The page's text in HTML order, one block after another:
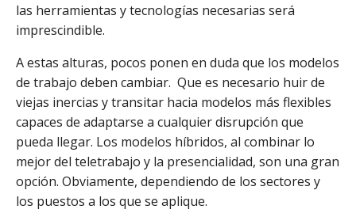
las herramientas y tecnologías necesarias será
imprescindible.
A estas alturas, pocos ponen en duda que los modelos
de trabajo deben cambiar. Que es necesario huir de
viejas inercias y transitar hacia modelos más flexibles
capaces de adaptarse a cualquier disrupción que
pueda llegar. Los modelos híbridos, al combinar lo
mejor del teletrabajo y la presencialidad, son una gran
opción. Obviamente, dependiendo de los sectores y
los puestos a los que se aplique.